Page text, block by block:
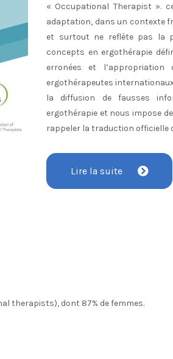
« Occupational Therapist ».
adaptation, dans un contexte
et surtout ne reflète pas la
concepts en ergothérapie
erronées et l’appropriation
ergothérapeutes
la diffusion de fausses
ergothérapie et nous impose
rappeler la traduction officielle
Lire la suite
therapists), dont 87% de femmes.